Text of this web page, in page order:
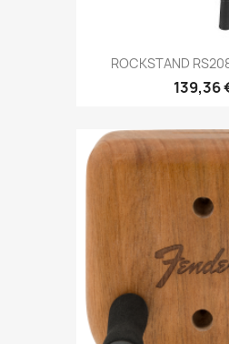
ROCKSTAND
139,36